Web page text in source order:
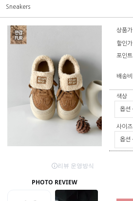
Sneakers
상품가
할인가
포인트
배송비
색상
사이즈